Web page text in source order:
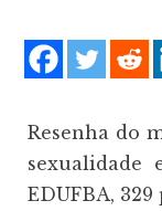
Resenha do
sexualidade
EDUFBA, 329